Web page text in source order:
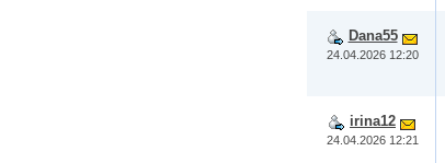
Dana55
24.04.2026 12:20
irina12
24.04.2026 12:21